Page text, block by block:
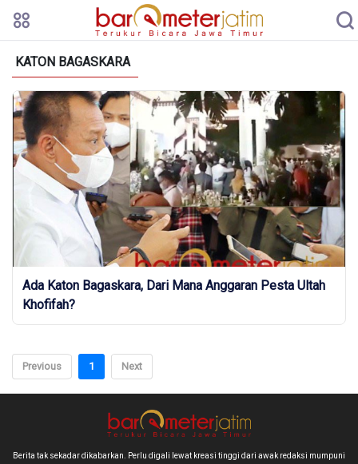
KATON BAGASKARA
Ada Katon Bagaskara, Dari Mana Anggaran Pesta Ultah
Khofifah?
Previous 1 Next
Berita tak sekadar dikabarkan. Perlu digali lewat kreasi tinggi dari awak redaksi mumpuni